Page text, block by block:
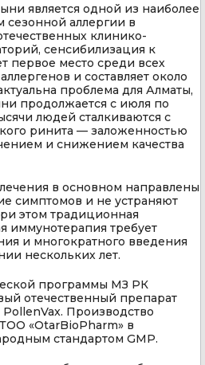
является одной из наиболее
аллергии в
клинико-
сенсибилизация к
первое место среди всех
и составляет около
проблема для Алматы,
продолжается с июля по
людей сталкиваются с
ринита — заложенностью
и снижением качества
в основном направлены
симптомов и не устраняют
этом традиционная
иммунотерапия требует
и многократного введения
нескольких лет.
программы МЗ РК
отечественный препарат
Производство
«OtarBioPharm» в
стандартом GMP.